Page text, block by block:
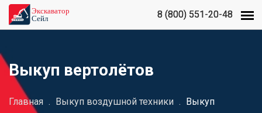
8 (800) 551-20-48
8 (800) 551-20-48
Выкуп вертолётов
Главная . Выкуп воздушной техники . Выкуп